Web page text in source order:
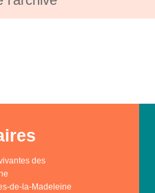
des
de-la-Madeleine